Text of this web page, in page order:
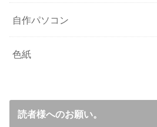
自作パソコン
色紙
読者様へのお願い。